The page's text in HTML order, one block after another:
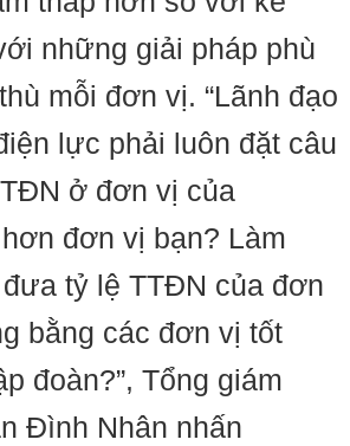
những giải pháp phù
mỗi đơn vị. “Lãnh đạo
lực phải luôn đặt câu
ở đơn vị của
đơn vị bạn? Làm
tỷ lệ TTĐN của đơn
bằng các đơn vị tốt
đoàn?”, Tổng giám
Đình Nhân nhấn